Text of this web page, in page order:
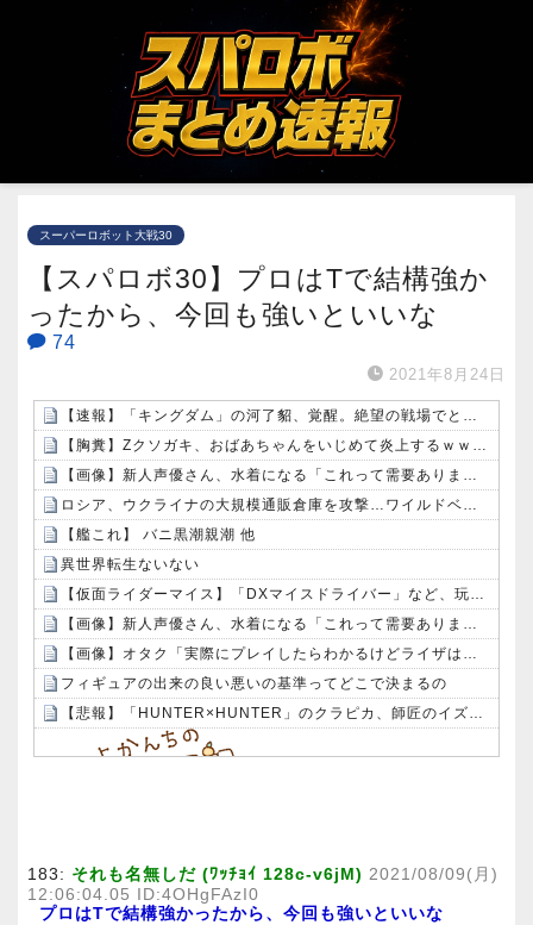
スーパーロボット大戦30
【スパロボ30】プロはTで結構強か
ったから、今回も強いといいな
74
2021年8月24日
【速報】「キングダム」の河了貂、覚醒。絶望の戦場でとんでもない策を思いつくｗｗｗｗ
【胸糞】Zクソガキ、おばあちゃんをいじめて炎上するｗｗｗｗ
【画像】新人声優さん、水着になる「これって需要ありますか？」
ロシア、ウクライナの大規模通販倉庫を攻撃…ワイルドベリーズへの報復！
【艦これ】 バニ黒潮親潮 他
異世界転生ないない
【仮面ライダーマイス】「DXマイスドライバー」など、玩具の予約受付が開始！！プレイバリュー高そうでワクワクしてきた
【画像】新人声優さん、水着になる「これって需要ありますか？」
【画像】オタク「実際にプレイしたらわかるけどライザは友達って感じで性的な目では見れないｗ」←これｗｗｗｗ：26/08/06のニュース
フィギュアの出来の良い悪いの基準ってどこで決まるの
【悲報】「HUNTER×HUNTER」のクラピカ、師匠のイズナビに対する態度が本当に酷い！！
183: それも名無しだ (ﾜｯﾁｮｲ 128c-v6jM) 2021/08/09(月)
12:06:04.05 ID:4OHgFAzI0
プロはTで結構強かったから、今回も強いといいな